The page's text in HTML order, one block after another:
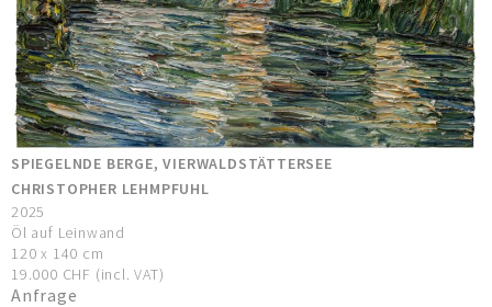
SPIEGELNDE BERGE, VIERWALDSTÄTTERSEE
CHRISTOPHER LEHMPFUHL
2025
Öl auf Leinwand
120 x 140 cm
19.000 CHF (incl. VAT)
Anfrage